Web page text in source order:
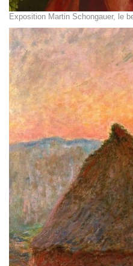
Exposition Martin Schongauer, le